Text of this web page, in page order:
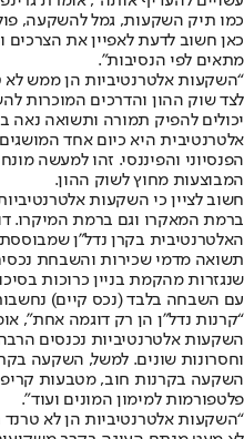
כאן חשוב לדעת לאפיין את הצרכים
מתאים לפי הנסיבות”.
“השקעות אלטרנטיביות הן ממש לא
לצד שוק ההון והדרכים המוכרות
יכולים להפיק תמורה ותשואה נאה
אלטרנטיבית היא כיום אחד
הפנסיוני והפיננסי. זהו למעשה
המבוצעות מחוץ לשוק ההון.
חשוב לציין כי השקעות
ברמת המאקרו וגם ברמת המיקרו.
האלטרנטיבית בקרן נדל”ן
תשואה מדמי שכירות והשבחת
שנגזרות מהקמת בניין כרוכות
עם השבחה בלבד (נכס קיים)
“קרנות נדל”ן הן רק דוגמה אחת”,
השקעות אלטרנטיביות נכנסים
וחסרונות שונים. למשל, השקעה
השקעה בקרנות חוב, מטבעות
פלטפורמות למימון המונים ועוד”.
“השקעות אלטרנטיביות הן לא טרנד